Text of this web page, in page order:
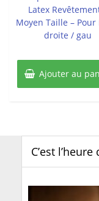
Latex
Moyen Taille – Pour
droite / gau
Ajouter au
C’est